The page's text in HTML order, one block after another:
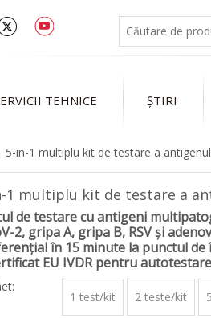
TEHNICE ŞTIRI
5-in-1 multiplu kit de testare a
1 multiplu kit de testare a
de testare cu antigeni
2, gripa A, gripa B, RSV și
în 15 minute la punctul de
EU IVDR pentru
1 test/kit 2 teste/kit